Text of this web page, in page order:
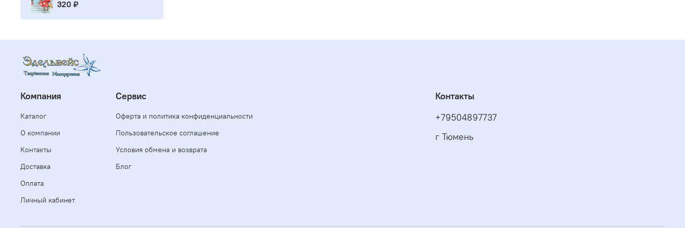
320 ₽
Компания
Каталог
О компании
Контакты
Доставка
Оплата
Личный кабинет
Сервис
Оферта и политика конфиденциальности
Пользовательское соглашение
Условия обмена и возврата
Блог
Контакты
+79504897737
г Тюмень